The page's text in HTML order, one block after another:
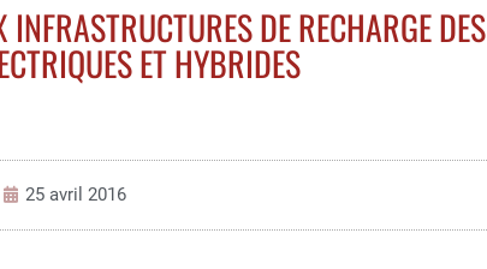
DE RECHARGE DES
ET HYBRIDES
25 avril 2016